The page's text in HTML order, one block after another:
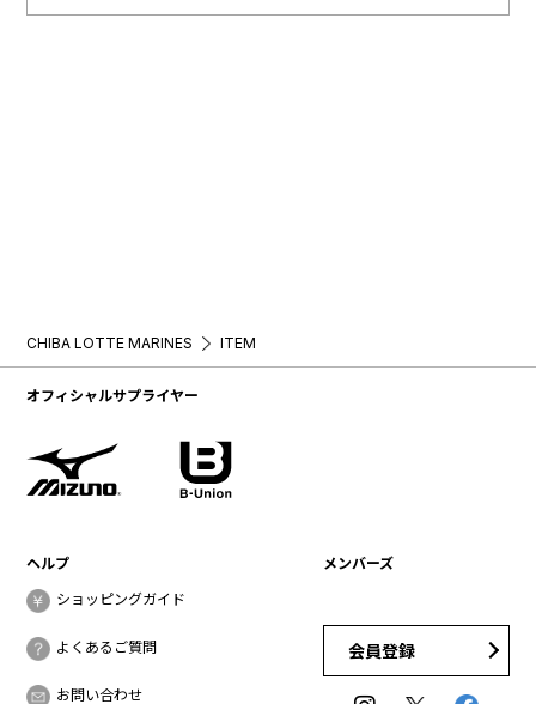
CHIBA LOTTE MARINES ITEM
オフィシャルサプライヤー
ヘルプ
ショッピングガイド
よくあるご質問
お問い合わせ
メンバーズ
会員登録